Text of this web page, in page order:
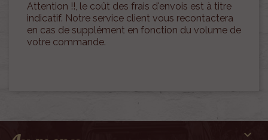
Attention !!, le coût des frais d'envois est à titre
indicatif. Notre service client vous recontactera
en cas de supplément en fonction du volume de
votre commande.
